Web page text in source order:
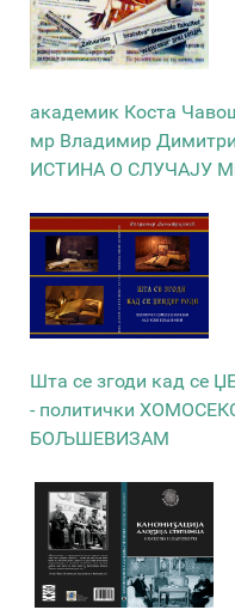
академик Коста
мр Владимир
ИСТИНА О СЛУЧАЈУ
Шта се згоди кад се
- политички
БОЉШЕВИЗАМ